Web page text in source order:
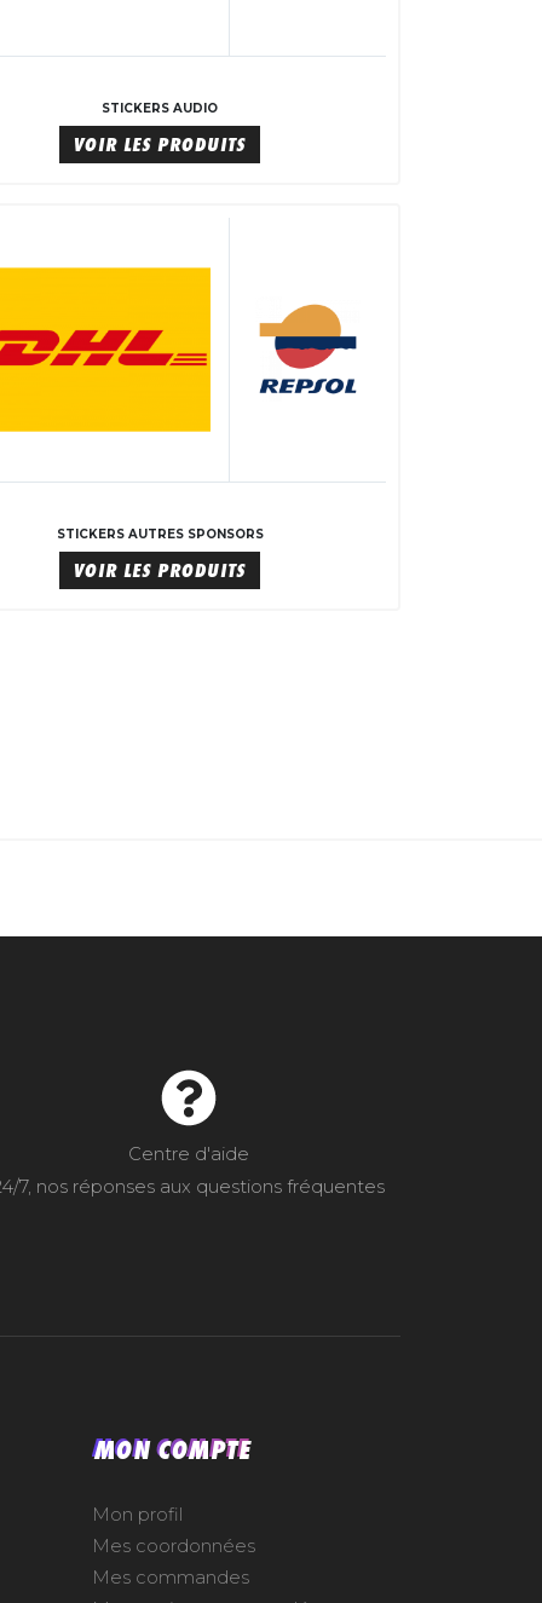
STICKERS AUDIO
VOIR LES PRODUITS
STICKERS AUTRES SPONSORS
VOIR LES PRODUITS
Centre d'aide
7, nos réponses aux questions fréquentes
MON COMPTE
Mon profil
Mes coordonnées
Mes commandes